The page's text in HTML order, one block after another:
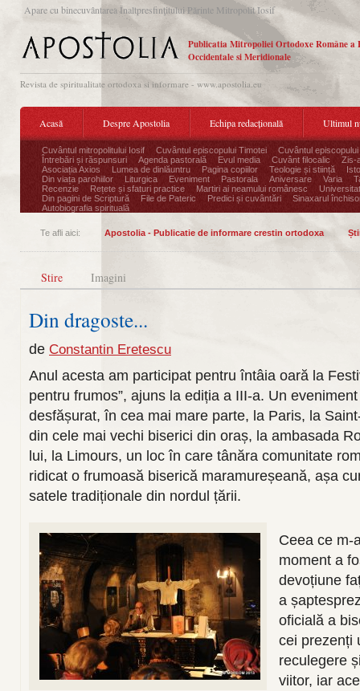
Apare cu binecuvântarea Înaltpresfinţitului Părinte Mitropolit Iosif
Publicatia Mitropoliei Ortodoxe Române a
Occidentale si Meridionale
Revista de spiritualitate ortodoxa si informare - www.apostolia.eu
Acasă Despre Apostolia Echipa redacțională Ultimul
Cuvântul mitropolitului Iosif Cuvântul episcopului Timotei
Cuvântul episcopului
Întrebări și răspunsuri
Agenda pastorală Evul media Cuvânt filocalic
Zis-
Asociația Axios
Lumea de dinlăuntru Pagina copiilor Teologie și stiință
Din viața parohiilor
Liturgica Eveniment Pastorala Aniversare Varia
Recenzie
Rețete și sfaturi practice Martiri ai neamului românesc
Din pagini de Scriptură
File de Pateric Predici și cuvântări
Sinaxarul
Autobiografia spirituală
Te afli aici: Apostolia - Publicatie de informare crestin ortodoxa
Stire Imagini
Din dragoste...
de Constantin Eretescu
Anul acesta am participat pentru întâia oară la
pentru frumos”, ajuns la ediția a III-a. Un
desfășurat, în cea mai mare parte, la Paris, la
din cele mai vechi biserici din oraș, la ambasada
lui, la Limours, un loc în care tânăra comunitate
ridicat o frumoasă biserică maramureșeană, așa
satele tradiționale din nordul țării.
Ceea ce m-
moment a
devoțiune
a
oficială a
cei prezenți
reculegere
viitor, iar